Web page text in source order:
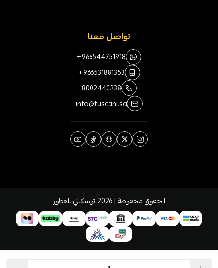
تواصل معنا
+966544751918
+966531881353
8002440238
info@tuscani.sa
الحقوق محفوظة | 2026 توسكاني للعطور